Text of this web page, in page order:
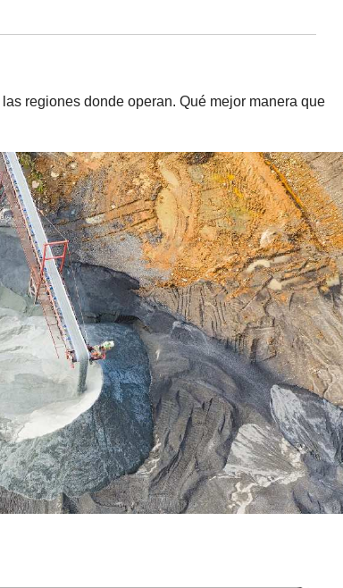
regiones donde operan. Qué mejor manera que